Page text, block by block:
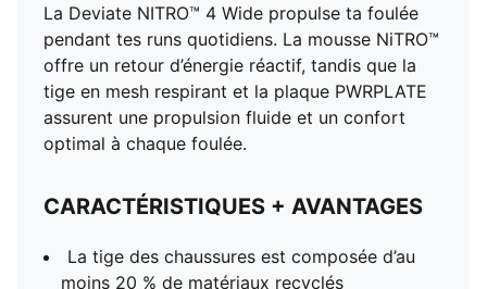
La Deviate NITRO™ 4 Wide propulse ta foulée
pendant tes runs quotidiens. La mousse NiTRO™
offre un retour d’énergie réactif, tandis que la
tige en mesh respirant et la plaque PWRPLATE
assurent une propulsion fluide et un confort
optimal à chaque foulée.
CARACTÉRISTIQUES + AVANTAGES
La tige des chaussures est composée d’au
moins 20 % de matériaux recyclés